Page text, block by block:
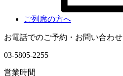
ご列席の方へ
お電話でのご予約・お問い合わせ
03-5805-2255
営業時間